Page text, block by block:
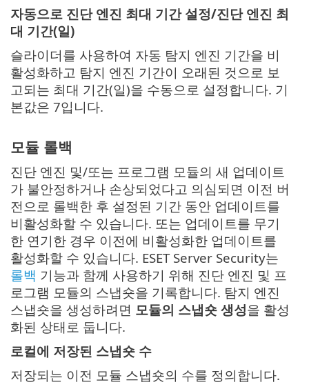
자동으로 진단 엔진 최대 기간 설정/진단 엔진 최
대 기간(일)
슬라이더를 사용하여 자동 탐지 엔진 기간을 비
활성화하고 탐지 엔진 기간이 오래된 것으로 보
고되는 최대 기간(일)을 수동으로 설정합니다. 기
본값은 7입니다.
모듈 롤백
진단 엔진 및/또는 프로그램 모듈의 새 업데이트
가 불안정하거나 손상되었다고 의심되면 이전 버
전으로 롤백한 후 설정된 기간 동안 업데이트를
비활성화할 수 있습니다. 또는 업데이트를 무기
한 연기한 경우 이전에 비활성화한 업데이트를
활성화할 수 있습니다. ESET Server Security는
롤백 기능과 함께 사용하기 위해 진단 엔진 및 프
로그램 모듈의 스냅숏을 기록합니다. 탐지 엔진
스냅숏을 생성하려면 모듈의 스냅숏 생성을 활성
화된 상태로 둡니다.
로컬에 저장된 스냅숏 수
저장되는 이전 모듈 스냅숏의 수를 정의합니다.